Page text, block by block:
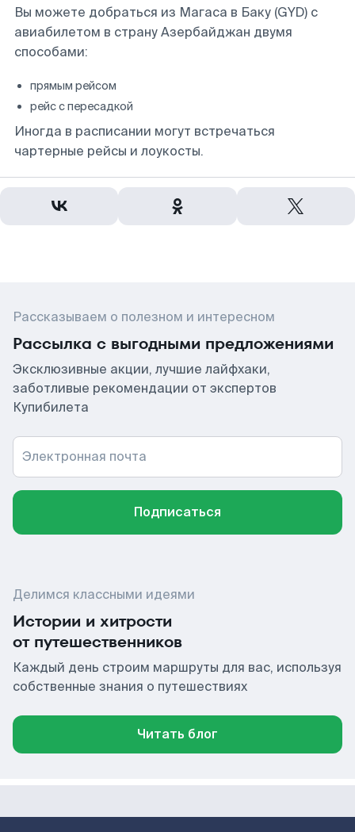
Вы можете добраться из Магаса в Баку (GYD) с
авиабилетом в страну Азербайджан двумя
способами:
прямым рейсом
рейс с пересадкой
Иногда в расписании могут встречаться
чартерные рейсы и лоукосты.
Рассказываем о полезном и интересном
Рассылка с выгодными предложениями
Эксклюзивные акции, лучшие лайфхаки,
заботливые рекомендации от экспертов
Купибилета
Электронная почта
Подписаться
Делимся классными идеями
Истории и хитрости
от путешественников
Каждый день строим маршруты для вас, используя
собственные знания о путешествиях
Читать блог